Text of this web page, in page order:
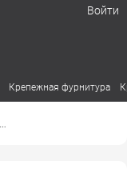
Войти
Крепежная фурнитура